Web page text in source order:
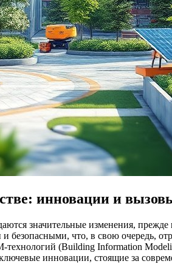
инновации и
значительные изменения,
безопасными, что, в свою очередь,
технологий (Building Information
инновации, стоящие за